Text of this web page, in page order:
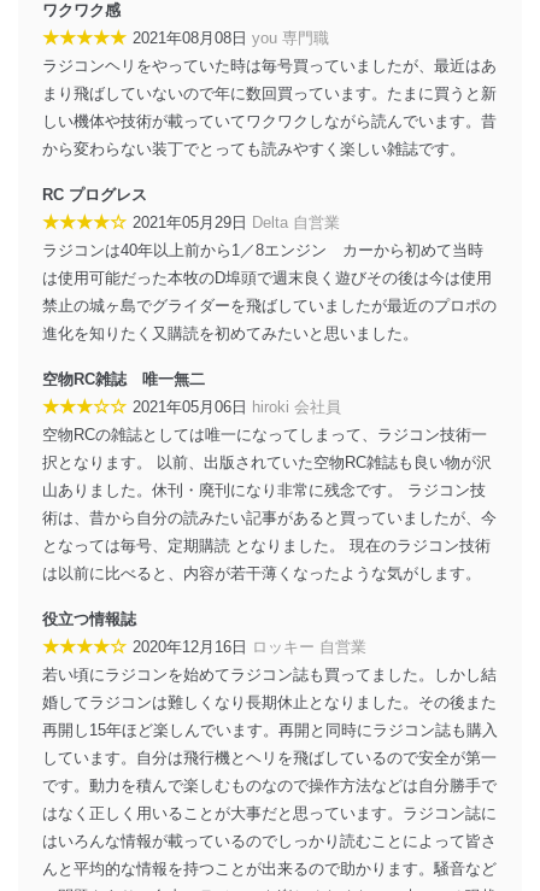
個人データを取り扱う機器等のオペレーティング
システムを最新の状態に保持しています。
個人データを取り扱う機器等にセキュリティ対策
ソフトウェア等を導入し、自動更新 機能等の活用
により、これを最新状態としています。
情報システムの使用に伴う漏洩等の防止
送信する場合に、当該ファイルへのパスワードを
設定しています。
個人情報保護マネジメントシステムの継続的改善
当社は、内部監査及びマネジメントレビューの機会を通
じて、個人情報保護マネジメントシステムを継続的に改
苦情及び相談受付け窓口
貴殿の個人情報及び当社の個人情報保護マネジメントシ
ステムに関するご相談及び苦情については以下までご連
絡ください。
適切、かつ迅速に対応させていただきます。
株式会社富士山マガジンサービス 個人情報問い合わせ
係
FAX：03-5459-7073
e-mail： cs@fujisan.co.jp
改訂：2025年2月20日
制定：2005年4月1日
株式会社富士山マガジンサービス
代表取締役会長 西野 伸一郎
個人情報の取扱いについて
１．個人情報保護管理者
当社は以下の個人情報保護管理者を設置し、個人情報保
ワクワク感
★★★★★ 2021年08月08日 you 専門職
ラジコンヘリをやっていた時は毎号買っていましたが、最近はあ
まり飛ばしていないので年に数回買っています。たまに買うと新
しい機体や技術が載っていてワクワクしながら読んでいます。昔
から変わらない装丁でとっても読みやすく楽しい雑誌です。
RC プログレス
★★★★☆ 2021年05月29日 Delta 自営業
ラジコンは40年以上前から1／8エンジン カーから初めて当時
は使用可能だった本牧のD埠頭で週末良く遊びその後は今は使用
禁止の城ヶ島でグライダーを飛ばしていましたが最近のプロポの
進化を知りたく又購読を初めてみたいと思いました。
空物RC雑誌 唯一無二
★★★☆☆ 2021年05月06日 hiroki 会社員
空物RCの雑誌としては唯一になってしまって、ラジコン技術一
択となります。 以前、出版されていた空物RC雑誌も良い物が沢
山ありました。休刊・廃刊になり非常に残念です。 ラジコン技
術は、昔から自分の読みたい記事があると買っていましたが、今
となっては毎号、定期購読 となりました。 現在のラジコン技術
は以前に比べると、内容が若干薄くなったような気がします。
役立つ情報誌
★★★★☆ 2020年12月16日 ロッキー 自営業
若い頃にラジコンを始めてラジコン誌も買ってました。しかし結
婚してラジコンは難しくなり長期休止となりました。その後また
再開し15年ほど楽しんでいます。再開と同時にラジコン誌も購入
しています。自分は飛行機とヘリを飛ばしているので安全が第一
です。動力を積んで楽しむものなので操作方法などは自分勝手で
はなく正しく用いることが大事だと思っています。ラジコン誌に
はいろんな情報が載っているのでしっかり読むことによって皆さ
んと平均的な情報を持つことが出来るので助かります。騒音など